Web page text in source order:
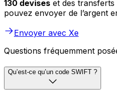
130 devises et des transferts
pouvez envoyer de l’argent
Envoyer avec Xe
Questions fréquemment
Qu’est-ce qu’un code SWIFT ?